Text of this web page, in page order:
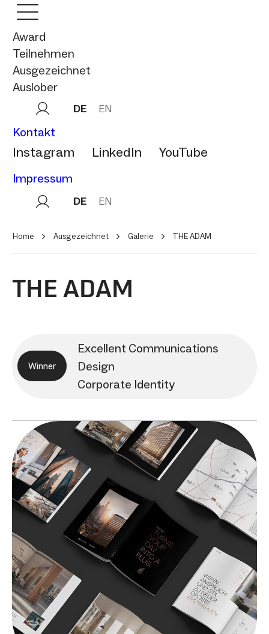
Award
Teilnehmen
Ausgezeichnet
Auslober
DE EN
Kontakt
Instagram LinkedIn YouTube
Impressum
DE EN
Home Ausgezeichnet Galerie THE ADAM
THE ADAM
Winner
Excellent Communications
Design
Corporate Identity